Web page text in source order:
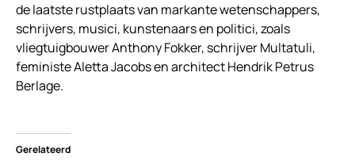
de laatste rustplaats van markante wetenschappers,
schrijvers, musici, kunstenaars en politici, zoals
vliegtuigbouwer Anthony Fokker, schrijver Multatuli,
feministe Aletta Jacobs en architect Hendrik Petrus
Berlage.
Gerelateerd